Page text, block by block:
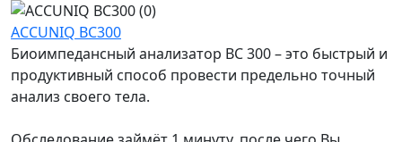
ACCUNIQ BC300
Биоимпедансный анализатор BC 300 – это быстрый и
продуктивный способ провести предельно точный
анализ своего тела.